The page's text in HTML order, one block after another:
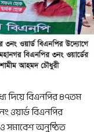
দিয়ে বিএনপির ৪৭তম
ওয়ার্ড বিএনপির
ও সমাবেশ অনুষ্ঠিত